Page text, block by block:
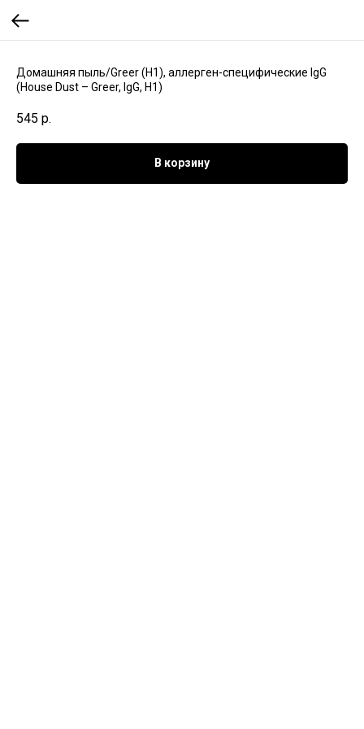
Домашняя пыль/Greer (Н1), аллерген-специфические IgG
(House Dust – Greer, IgG, H1)
545 р.
В корзину